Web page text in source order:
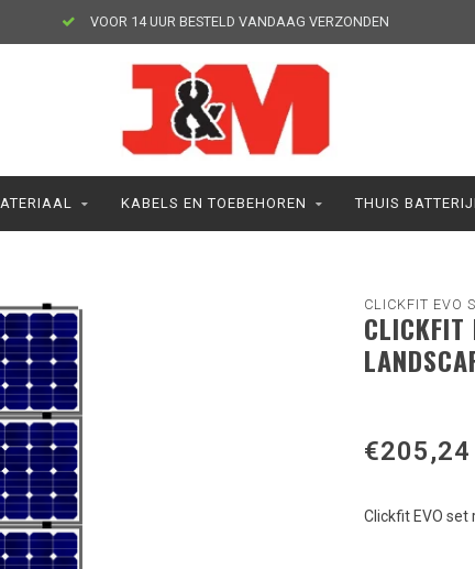
VOOR 14 UUR BESTELD VANDAAG VERZONDEN
KABELS EN TOEBEHOREN THUIS
CLICKFIT EVO
CLICKFIT
€205,24
Clickfit EVO set